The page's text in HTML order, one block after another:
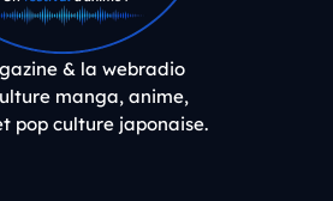
& la webradio
manga, anime,
pop culture japonaise.